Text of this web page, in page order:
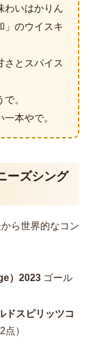
わいはかりん
のウイスキ
さとスパイス
。
本やで。
ーズシング
ら世界的なコン
）2023 ゴール
ドスピリッツコ
点）